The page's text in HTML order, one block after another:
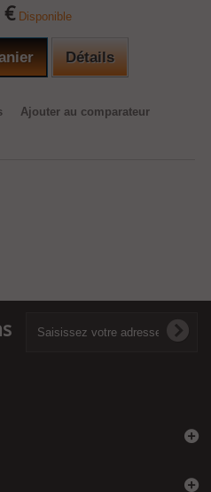
€ Disponible
Détails
Ajouter au comparateur